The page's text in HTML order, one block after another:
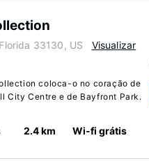
33130, US
Visualizar
coloca-o no coração de
City Centre e de Bayfront Park.
2.4 km Wi-fi grátis